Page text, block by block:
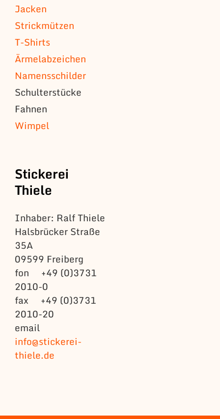
Jacken
Strickmützen
T-Shirts
Ärmelabzeichen
Namensschilder
Schulterstücke
Fahnen
Wimpel
Stickerei
Thiele
Inhaber: Ralf Thiele
Halsbrücker Straße
35A
09599 Freiberg
fon +49 (0)3731
2010-0
fax +49 (0)3731
2010-20
email
info@stickerei-
thiele.de